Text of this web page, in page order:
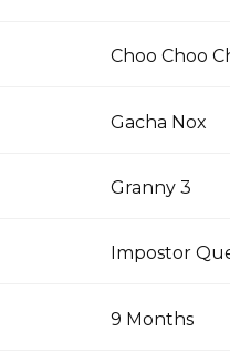
Choo Choo
Gacha Nox
Granny 3
Impostor
9 Months